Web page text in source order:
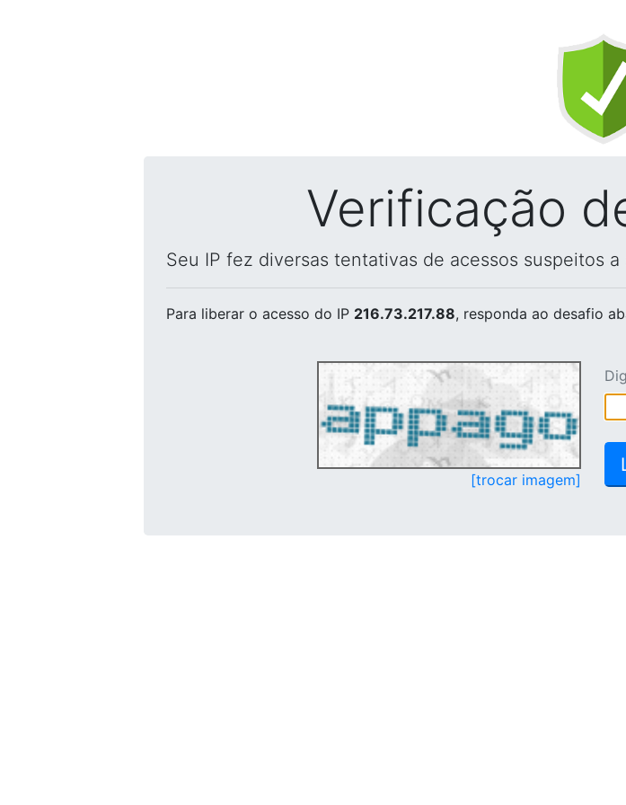
Verificação
Seu IP fez diversas tentativas de acessos suspeitos
Para liberar o acesso do IP 216.73.217.88, responda ao desafio
[trocar imagem]